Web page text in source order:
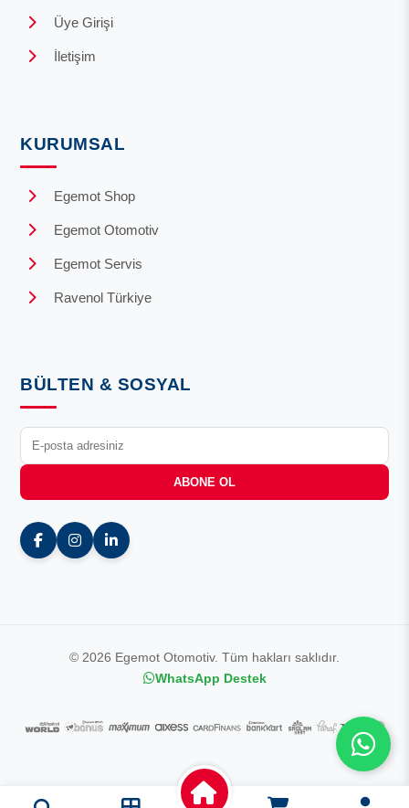
Üye Girişi
İletişim
KURUMSAL
Egemot Shop
Egemot Otomotiv
Egemot Servis
Ravenol Türkiye
BÜLTEN & SOSYAL
ABONE OL
© 2026 Egemot Otomotiv. Tüm hakları saklıdır.
WhatsApp Destek